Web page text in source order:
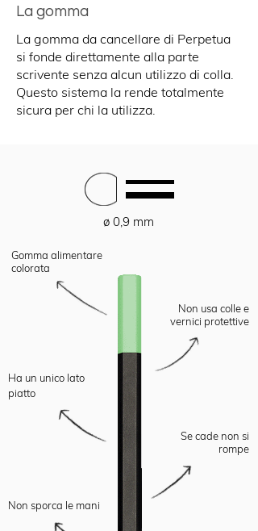
La gomma
La gomma da cancellare di Perpetua
si fonde direttamente alla parte
scrivente senza alcun utilizzo di colla.
Questo sistema la rende totalmente
sicura per chi la utilizza.
ø 0,9 mm
Gomma alimentare
colorata
Non usa colle e
vernici protettive
Ha un unico lato
piatto
Non sporca le mani
Se cade non si
rompe